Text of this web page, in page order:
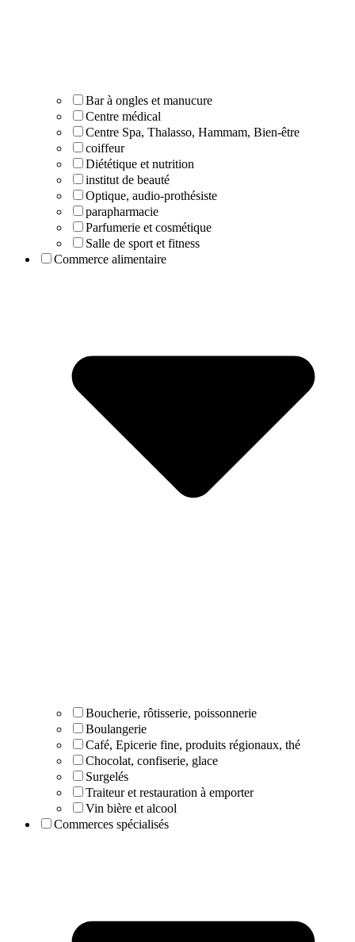
Bar à ongles et manucure
Centre médical
Centre Spa, Thalasso, Hammam, Bien-être
coiffeur
Diététique et nutrition
institut de beauté
Optique, audio-prothésiste
parapharmacie
Parfumerie et cosmétique
Salle de sport et fitness
Commerce alimentaire
Boucherie, rôtisserie, poissonnerie
Boulangerie
Café, Epicerie fine, produits régionaux, thé
Chocolat, confiserie, glace
Surgelés
Traiteur et restauration à emporter
Vin bière et alcool
Commerces spécialisés